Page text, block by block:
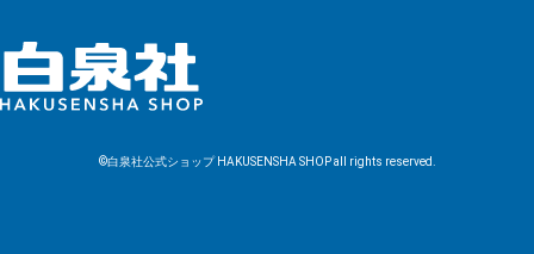
©白泉社公式ショップ HAKUSENSHA SHOP all rights reserved.